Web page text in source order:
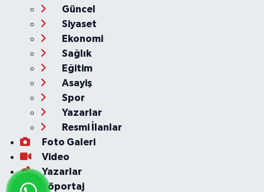
Güncel
Siyaset
Ekonomi
Sağlık
Eğitim
Asayiş
Spor
Yazarlar
Resmi İlanlar
Foto Galeri
Video
Yazarlar
Röportaj